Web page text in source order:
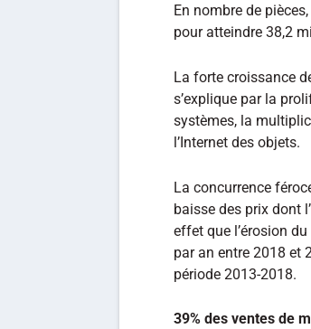
En nombre de
pour atteindre 38,2
La forte croissance
s’explique par la
systèmes, la
l’Internet des objets.
La concurrence
baisse des prix dont
effet que l’érosion
par an entre 2018 et
période 2013-2018.
39% des ventes de